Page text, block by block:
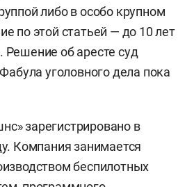
либо в особо крупном
по этой статьей — до 10 лет
об аресте суд
уголовного дела пока
зарегистрировано в
Компания занимается
беспилотных